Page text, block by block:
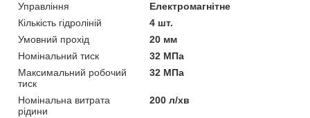
Управління
Електромагнітне
Кількість гідроліній
4 шт.
Умовний прохід
20 мм
Номінальний тиск
32 МПа
Максимальний робочий
тиск
32 МПа
Номінальна витрата
рідини
200 л/хв